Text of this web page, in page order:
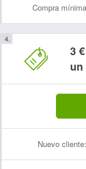
Compra
3
Nuevo cliente: